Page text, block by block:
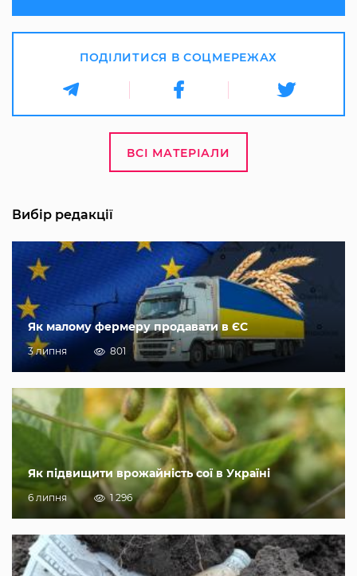
ПОДІЛИТИСЯ В СОЦМЕРЕЖАХ
ВСІ МАТЕРІАЛИ
Вибір редакції
Як малому фермеру продавати в ЄС
3 липня 801
Як підвищити врожайність сої в Україні
6 липня 1 296